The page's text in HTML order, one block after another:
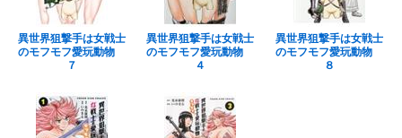
異世界狙撃手は女戦士
のモフモフ愛玩動物
７
異世界狙撃手は女戦士
のモフモフ愛玩動物
４
異世界狙撃手は女戦士
のモフモフ愛玩動物
８